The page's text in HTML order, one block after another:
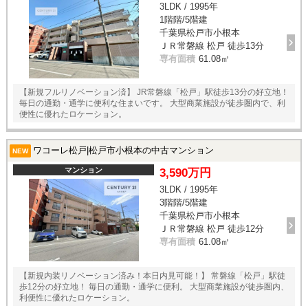
3LDK / 1995年
1階階/5階建
千葉県松戸市小根本
ＪＲ常磐線 松戸 徒歩13分
専有面積 61.08㎡
【新規フルリノベーション済】 JR常磐線「松戸」駅徒歩13分の好立地！
毎日の通勤・通学に便利な住まいです。 大型商業施設が徒歩圏内で、利
便性に優れたロケーション。
NEW ワコーレ松戸|松戸市小根本の中古マンション
マンション 3,590万円
3LDK / 1995年
3階階/5階建
千葉県松戸市小根本
ＪＲ常磐線 松戸 徒歩12分
専有面積 61.08㎡
【新規内装リノベーション済み！本日内見可能！】 常磐線「松戸」駅徒
歩12分の好立地！ 毎日の通勤・通学に便利。 大型商業施設が徒歩圏内、
利便性に優れたロケーション。